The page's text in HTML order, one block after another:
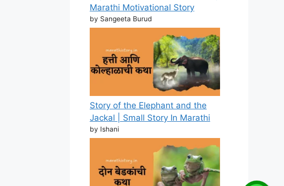
Marathi Motivational Story
by Sangeeta Burud
Story of the Elephant and the
Jackal | Small Story In Marathi
by Ishani